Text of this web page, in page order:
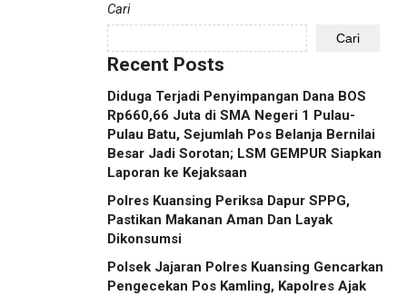
Cari
Cari
Recent Posts
Diduga Terjadi Penyimpangan Dana BOS
Rp660,66 Juta di SMA Negeri 1 Pulau-
Pulau Batu, Sejumlah Pos Belanja Bernilai
Besar Jadi Sorotan; LSM GEMPUR Siapkan
Laporan ke Kejaksaan
Polres Kuansing Periksa Dapur SPPG,
Pastikan Makanan Aman Dan Layak
Dikonsumsi
Polsek Jajaran Polres Kuansing Gencarkan
Pengecekan Pos Kamling, Kapolres Ajak